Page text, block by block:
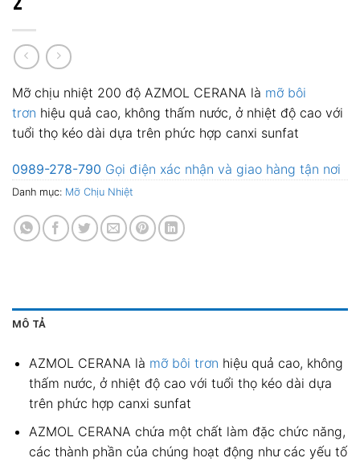
Mỡ chịu nhiệt 200 độ AZMOL CERANA là mỡ bôi
trơn hiệu quả cao, không thấm nước, ở nhiệt độ cao với
tuổi thọ kéo dài dựa trên phức hợp canxi sunfat
0989-278-790 Gọi điện xác nhận và giao hàng tận nơi
Danh mục: Mỡ Chịu Nhiệt
MÔ TẢ
AZMOL CERANA là mỡ bôi trơn hiệu quả cao, không
thấm nước, ở nhiệt độ cao với tuổi thọ kéo dài dựa
trên phức hợp canxi sunfat
AZMOL CERANA chứa một chất làm đặc chức năng,
các thành phần của chúng hoạt động như các yếu tố